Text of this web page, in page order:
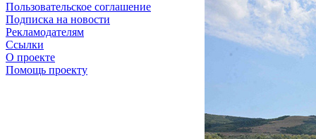
Пользовательское соглашение
Подписка на новости
Рекламодателям
Ссылки
О проекте
Помощь проекту